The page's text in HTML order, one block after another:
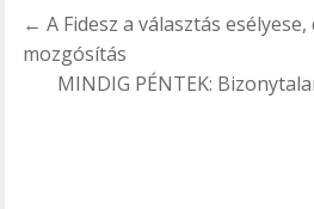
Bejegyzés
navigáció
← A Fidesz a választás
mozgósítás
MINDIG PÉNTEK: